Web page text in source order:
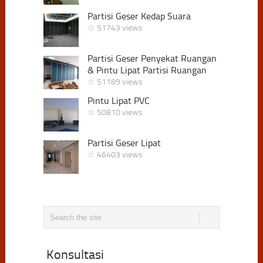
Partisi Geser Kedap Suara
☆ 51743 views
Partisi Geser Penyekat Ruangan
& Pintu Lipat Partisi Ruangan
☆ 51189 views
Pintu Lipat PVC
☆ 50810 views
Partisi Geser Lipat
☆ 46403 views
Konsultasi